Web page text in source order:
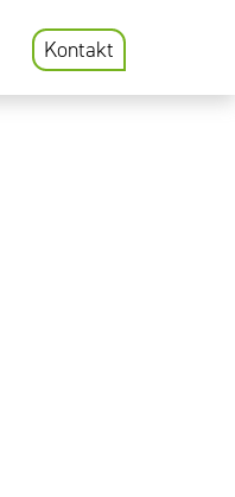
Kontakt